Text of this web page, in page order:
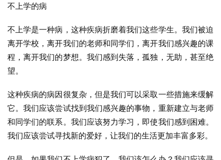
不上学的病
不上学是一种病，这种疾病折磨着我们这些学生。我们被迫
离开学校，离开我们的老师和同学们，离开我们感兴趣的课
程，离开我们的梦想。我们感到失落，孤独，无助，甚至绝
望。
这种疾病的病因很复杂，但是我们可以采取一些措施来缓解
它。我们应该尝试找到我们感兴趣的事物，重新建立与老师
和同学们的联系。我们应该努力学习，即使我们感到困难。
我们应该尝试寻找新的爱好，让我们的生活更加丰富多彩。